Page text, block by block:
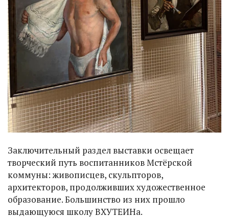
Заключительный раздел выставки освещает
творческий путь воспитанников Мстёрской
коммуны: живописцев, скульпторов,
архитекторов, продолживших художественное
образование. Большинство из них прошло
выдающуюся школу ВХУТЕИНа.